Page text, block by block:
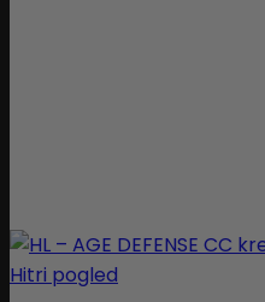
Hitri pogled